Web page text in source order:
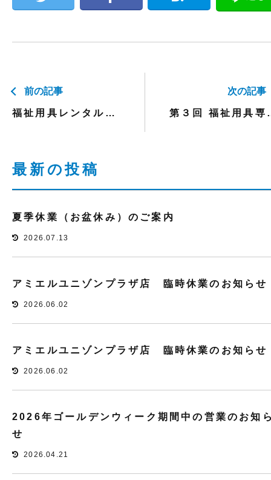
前の記事
福祉用具レンタル・販売の専門サイトがOPENしました！
次の記事
第３回 福祉
最新の投稿
夏季休業（お盆休み）のご案内
2026.07.13
アミエルユニゾンプラザ店 臨時休業のお知らせ
2026.06.02
アミエルユニゾンプラザ店 臨時休業のお知らせ
2026.06.02
2026年ゴールデンウィーク期間中の営業のお知
せ
2026.04.21